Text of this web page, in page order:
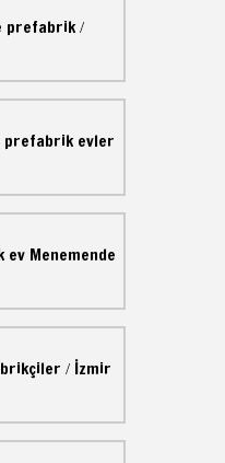
prefabrik/
prefabrik evler
ev Menemende
/ İzmir